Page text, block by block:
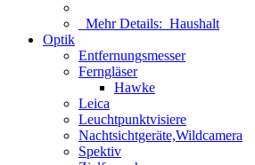
Mehr Details: Haushalt
Optik
Entfernungsmesser
Ferngläser
Hawke
Leica
Leuchtpunktvisiere
Nachtsichtgeräte,Wildcamera
Spektiv